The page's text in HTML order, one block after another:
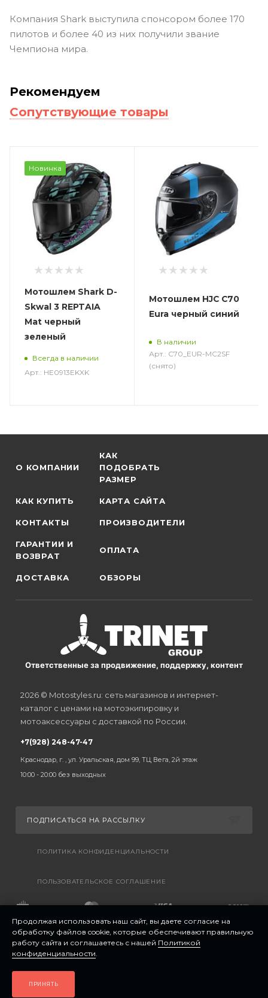
Компания Shark выступила спонсором более 170
пилотов и более 40 из них получили звание
Чемпиона мира.
Рекомендуем
Сопутствующие товары
Новинка
Мотошлем Shark D-
Skwal 3 REPTAIA
Mat черный
зеленый
Всегда в наличии
Арт.: HE0913EKXK
Мотошлем HJC C70
Eura черный синий
В наличии
Арт.: C70_EUR-MC2SF
(снято)
О КОМПАНИИ
КАК
ПОДОБРАТЬ
РАЗМЕР
КАК КУПИТЬ КАРТА САЙТА
КОНТАКТЫ ПРОИЗВОДИТЕЛИ
ГАРАНТИИ И
ВОЗВРАТ
ОПЛАТА
ДОСТАВКА ОБЗОРЫ
Ответственные за продвижение, поддержку, контент
2026 © Motostyles.ru: сеть магазинов и интернет-
каталог с ценами на мотоэкипировку и
мотоаксессуары с доставкой по России.
+7(928) 248-47-47
Краснодар, г. , ул. Уральская, дом 99, ТЦ Вега, 2й этаж
10:00 - 20:00 без выходных
ПОДПИСАТЬСЯ НА РАССЫЛКУ
ПОЛИТИКА КОНФИДЕНЦИАЛЬНОСТИ
ПОЛЬЗОВАТЕЛЬСКОЕ СОГЛАШЕНИЕ
Продолжая использовать наш сайт, вы даете согласие на
обработку файлов cookie, которые обеспечивают правильную
работу сайта и соглашаетесь с нашей Политикой
конфиденциальности.
ПРИНЯТЬ